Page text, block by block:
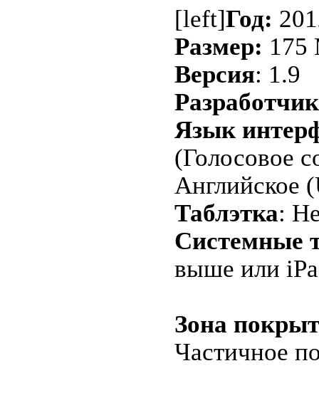
[left]Год:
Размер:
Версия: 1.9
Разработчик
Язык
(Голосовое
Английское
Таблэтка:
Системные
выше или
Зона
Частичное